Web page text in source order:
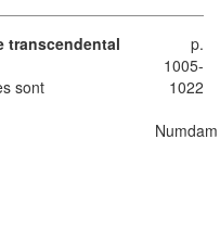
transcendental
sont
p.
1005-
1022
Numdam